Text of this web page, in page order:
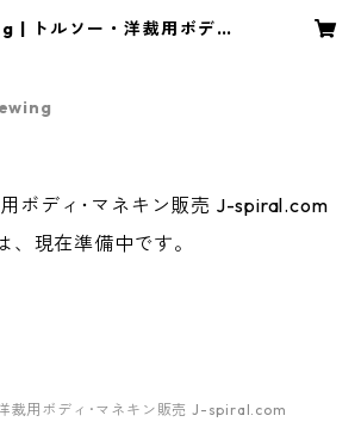
| トルソー・洋裁用ボディ･
用ボディ･マネキン販売 J-spiral.com
、現在準備中です。
裁用ボディ･マネキン販売 J-spiral.com